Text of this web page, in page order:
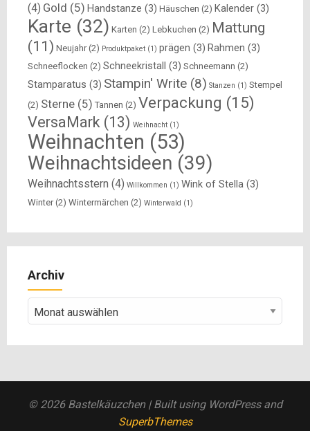
(4) Gold (5) Handstanze (3) Häuschen (2) Kalender (3)
Karte (32) Karten (2) Lebkuchen (2) Mattung
(11) Neujahr(2) Produktpaket (1) prägen (3) Rahmen (3)
Schneeflocken (2) Schneekristall (3) Schneemann (2)
Stamparatus (3) Stampin' Write (8) Stanzen (1) Stempel
(2) Sterne (5) Tannen (2) Verpackung (15)
VersaMark (13) Weihnacht (1)
Weihnachten (53)
Weihnachtsideen (39)
Weihnachtsstern (4) Willkommen (1) Wink of Stella (3)
Winter(2) Wintermärchen (2) Winterwald (1)
Archiv
© 2026 Bastelkäuzchen | Built using WordPress and
SuperbThemes